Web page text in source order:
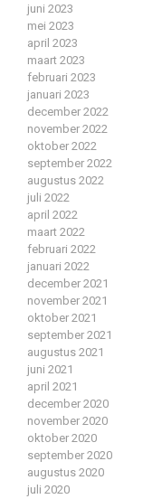
juni 2023
mei 2023
april 2023
maart 2023
februari 2023
januari 2023
december 2022
november 2022
oktober 2022
september 2022
augustus 2022
juli 2022
april 2022
maart 2022
februari 2022
januari 2022
december 2021
november 2021
oktober 2021
september 2021
augustus 2021
juni 2021
april 2021
december 2020
november 2020
oktober 2020
september 2020
augustus 2020
juli 2020